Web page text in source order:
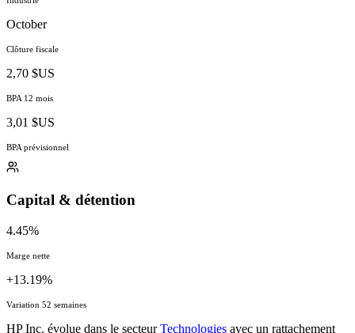
October
Clôture fiscale
2,70 $US
BPA 12 mois
3,01 $US
BPA prévisionnel
Capital & détention
4.45%
Marge nette
+13.19%
Variation 52 semaines
HP Inc. évolue dans le secteurTechnologies avec un rattachement